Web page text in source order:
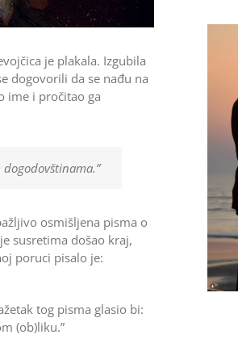
je plakala. Izgubila
dogovorili da se nađu na
ime i pročitao ga
osmišljena pisma o
susretima došao kraj,
poruci pisalo je:
tog pisma glasio bi:
(ob)liku.”